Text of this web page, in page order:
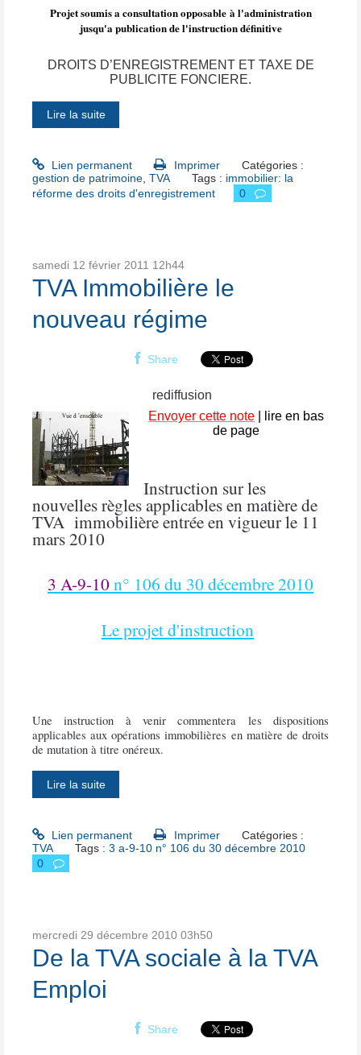
Projet soumis a consultation opposable à l'administration
jusqu'a publication de l'instruction définitive
DROITS D’ENREGISTREMENT ET TAXE DE
PUBLICITE FONCIERE.
Lire la suite
Lien permanent Imprimer
Catégories :
gestion de patrimoine, TVA Tags : immobilier: la
réforme des droits d'enregistrement
0
samedi 12 février 2011 12h44
TVA Immobilière le
nouveau régime
Share
rediffusion
Envoyer cette note
| lire en bas
de page
Instruction sur les
nouvelles règles applicables en matière de
TVA immobilière entrée en vigueur le 11
mars 2010
3 A-9-10n° 106 du 30 décembre 2010
Le projet d'instruction
Une instruction à venir commentera les dispositions
applicables aux opérations immobilières en matière de droits
de mutation à titre onéreux.
Lire la suite
Lien permanent Imprimer
Catégories :
TVA
Tags :3 a-9-10 n° 106 du 30 décembre 2010
0
mercredi 29 décembre 2010 03h50
De la TVA sociale à la TVA
Emploi
Share